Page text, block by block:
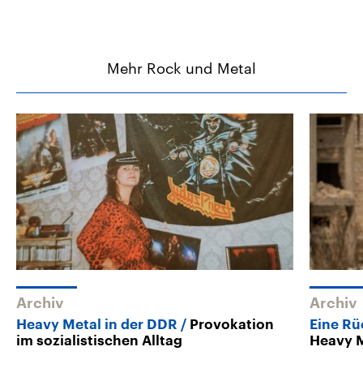
Mehr Rock und Metal
Archiv
Heavy Metal in der DDR
Provokation
im sozialistischen Alltag
Archiv
Eine
Heavy